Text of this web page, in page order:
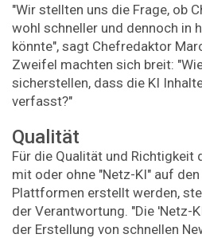
"Wir stellten uns die Frage, ob
wohl schneller und dennoch in
könnte", sagt Chefredaktor
Zweifel machten sich breit:
sicherstellen, dass die KI
verfasst?"
Qualität
Für die Qualität und Richtigkeit
mit oder ohne "Netz-KI" auf
Plattformen erstellt werden,
der Verantwortung. "Die 'Netz-
der Erstellung von schnellen